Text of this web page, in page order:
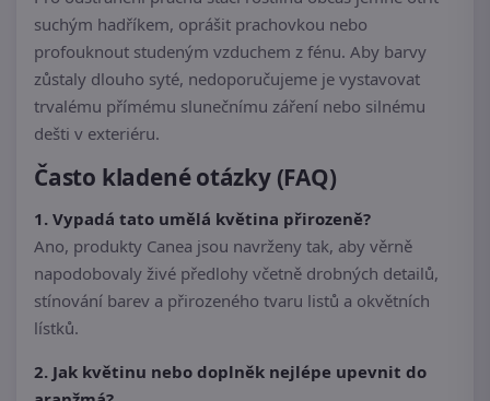
suchým hadříkem, oprášit prachovkou nebo
profouknout studeným vzduchem z fénu. Aby barvy
zůstaly dlouho syté, nedoporučujeme je vystavovat
trvalému přímému slunečnímu záření nebo silnému
dešti v exteriéru.
Často kladené otázky (FAQ)
1. Vypadá tato umělá květina přirozeně?
Ano, produkty Canea jsou navrženy tak, aby věrně
napodobovaly živé předlohy včetně drobných detailů,
stínování barev a přirozeného tvaru listů a okvětních
lístků.
2. Jak květinu nebo doplněk nejlépe upevnit do